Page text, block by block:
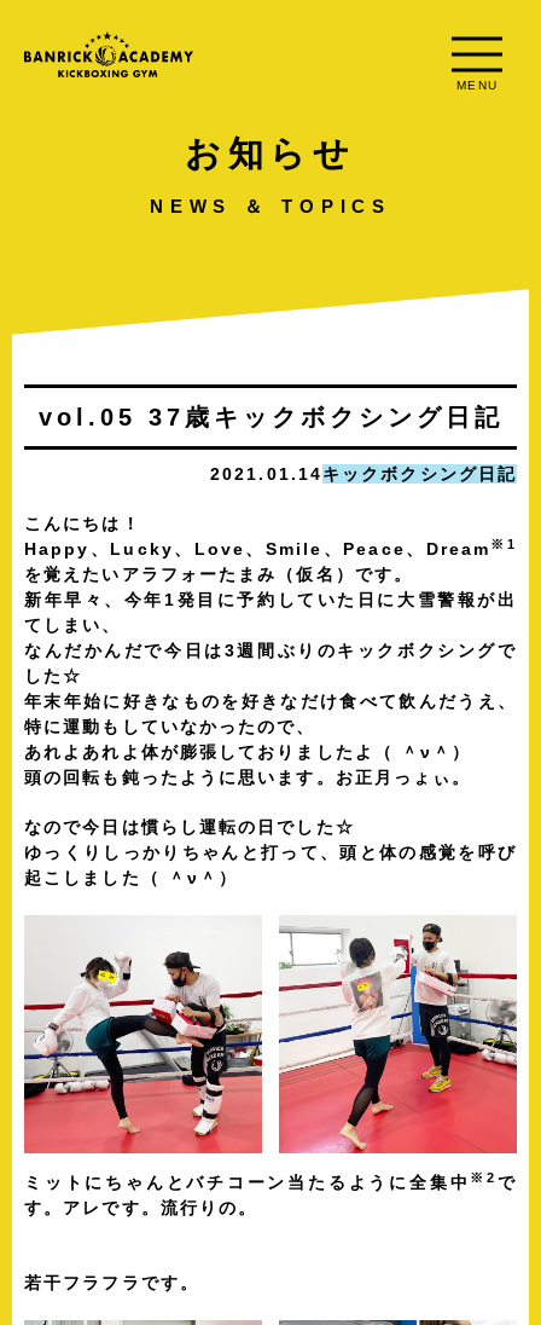
MENU
お知らせ
NEWS ＆ TOPICS
vol.05 37歳キックボクシング日記
2021.01.14キックボクシング日記
こんにちは！
Happy、Lucky、Love、Smile、Peace、Dream ※1
を覚えたいアラフォーたまみ（仮名）です。
新年早々、今年1発目に予約していた日に大雪警報が出
てしまい、
なんだかんだで今日は3週間ぶりのキックボクシングで
した☆
年末年始に好きなものを好きなだけ食べて飲んだうえ、
特に運動もしていなかったので、
あれよあれよ体が膨張しておりましたよ（ ＾ν＾）
頭の回転も鈍ったように思います。お正月っょぃ。
なので今日は慣らし運転の日でした☆
ゆっくりしっかりちゃんと打って、頭と体の感覚を呼び
起こしました（ ＾ν＾）
ミットにちゃんとバチコーン当たるように全集中 ※2 で
す。アレです。流行りの。
若干フラフラです。